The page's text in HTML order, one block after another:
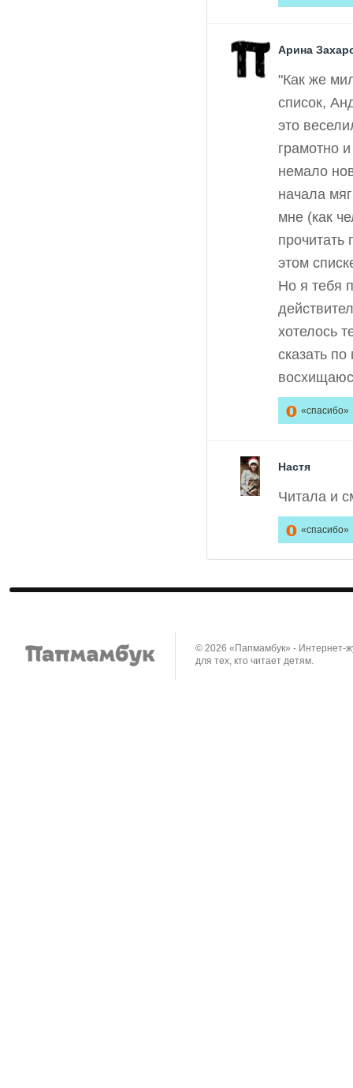
Арина
"Как же
список,
это
грамотно
немало
начала
мне (как
прочитать
этом
Но я тебя
хотелось
сказать
0 «спасибо»
Настя
Читала и
0 «спасибо»
© 2026 «Папмамбук» - Интернет-
для тех, кто читает детям.